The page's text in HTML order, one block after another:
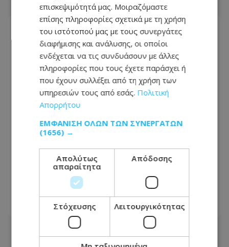
ΠΡΟΣΟΧΗ: Αυτός ο 36χρονος
καταζητείται για κλοπή αυτοκινήτου
στη Λεμεσό - Δείτε φωτογραφία
09.08.2026 - 13:38
επισκεψιμότητά μας. Μοιραζόμαστε
επίσης πληροφορίες σχετικά με τη χρήση
του ιστότοπού μας με τους συνεργάτες
διαφήμισης και ανάλυσης, οι οποίοι
ενδέχεται να τις συνδυάσουν με άλλες
πληροφορίες που τους έχετε παράσχει ή
που έχουν συλλέξει από τη χρήση των
υπηρεσιών τους από εσάς. Πολιτική
Απορρήτου
ΕΜΦΆΝΙΣΗ ΌΛΩΝ ΤΩΝ ΣΥΝΕΡΓΑΤΏΝ
(1656) →
Απολύτως
απαραίτητα
Απόδοσης
Στόχευσης Λειτουργικότητας